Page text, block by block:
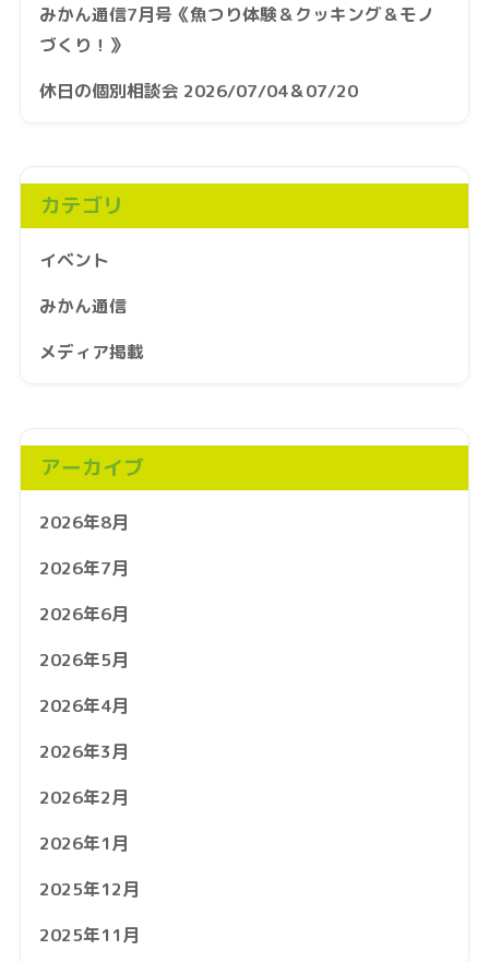
みかん通信7月号《魚つり体験＆クッキング＆モノ
づくり！》
休日の個別相談会 2026/07/04＆07/20
カテゴリ
イベント
みかん通信
メディア掲載
アーカイブ
2026年8月
2026年7月
2026年6月
2026年5月
2026年4月
2026年3月
2026年2月
2026年1月
2025年12月
2025年11月